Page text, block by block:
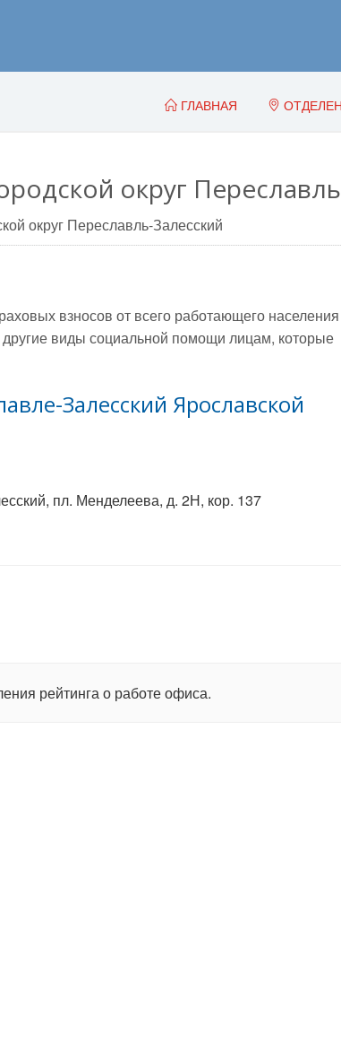
ГЛАВНАЯ
округ
округ Переславль-Залесский
взносов от всего работающего населения
виды социальной помощи лицам, которые
Залесский Ярославской
пл. Менделеева, д. 2Н, кор. 137
рейтинга о работе офиса.